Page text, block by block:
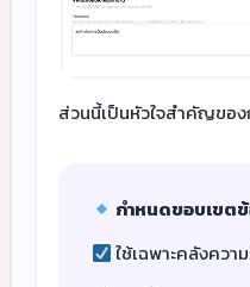
ส่วนนี้เป็นหัวใจสำคัญข
กำหนดขอบเขต
ใช้เฉพาะคลังควา